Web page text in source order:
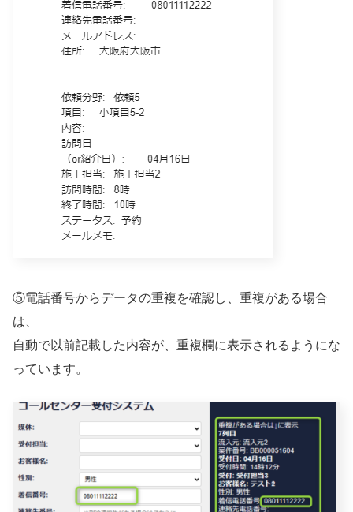
⑤電話番号からデータの重複を確認し、重複がある場合
は、
自動で以前記載した内容が、重複欄に表示されるようにな
っています。